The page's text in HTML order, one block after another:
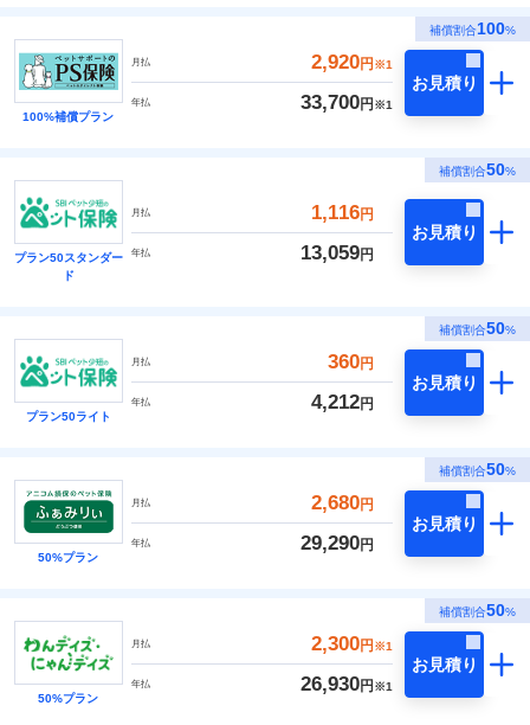
補償割合100%
100%補償プラン
月払 2,920円 ※1
年払 33,700円 ※1
お見積り
補償割合50%
プラン50スタンダー
ド
月払 1,116円
年払 13,059円
お見積り
補償割合50%
プラン50ライト
月払 360円
年払 4,212円
お見積り
補償割合50%
50%プラン
月払 2,680円
年払 29,290円
お見積り
補償割合50%
50%プラン
月払 2,300円 ※1
年払 26,930円 ※1
お見積り